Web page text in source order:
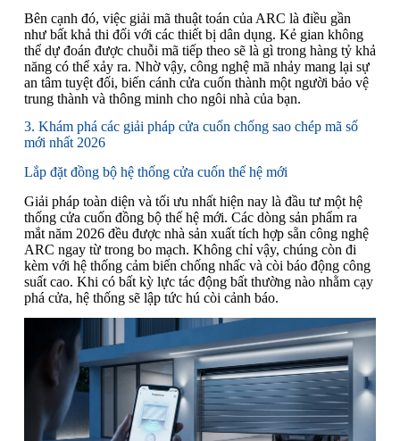
Bên cạnh đó, việc giải mã thuật toán của ARC là điều gần
như bất khả thi đối với các thiết bị dân dụng. Kẻ gian không
thể dự đoán được chuỗi mã tiếp theo sẽ là gì trong hàng tỷ khả
năng có thể xảy ra. Nhờ vậy, công nghệ mã nhảy mang lại sự
an tâm tuyệt đối, biến cánh cửa cuốn thành một người bảo vệ
trung thành và thông minh cho ngôi nhà của bạn.
3. Khám phá các giải pháp cửa cuốn chống sao chép mã số
mới nhất 2026
Lắp đặt đồng bộ hệ thống cửa cuốn thế hệ mới
Giải pháp toàn diện và tối ưu nhất hiện nay là đầu tư một hệ
thống cửa cuốn đồng bộ thế hệ mới. Các dòng sản phẩm ra
mắt năm 2026 đều được nhà sản xuất tích hợp sẵn công nghệ
ARC ngay từ trong bo mạch. Không chỉ vậy, chúng còn đi
kèm với hệ thống cảm biến chống nhấc và còi báo động công
suất cao. Khi có bất kỳ lực tác động bất thường nào nhằm cạy
phá cửa, hệ thống sẽ lập tức hú còi cảnh báo.